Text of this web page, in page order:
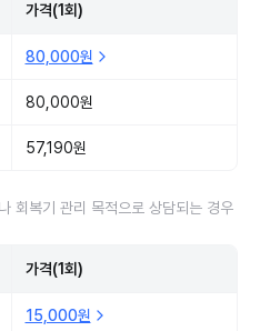
가격(1회)
80,000원
80,000원
57,190원
회복기 관리 목적으로 상담되는 경우
가격(1회)
15,000원